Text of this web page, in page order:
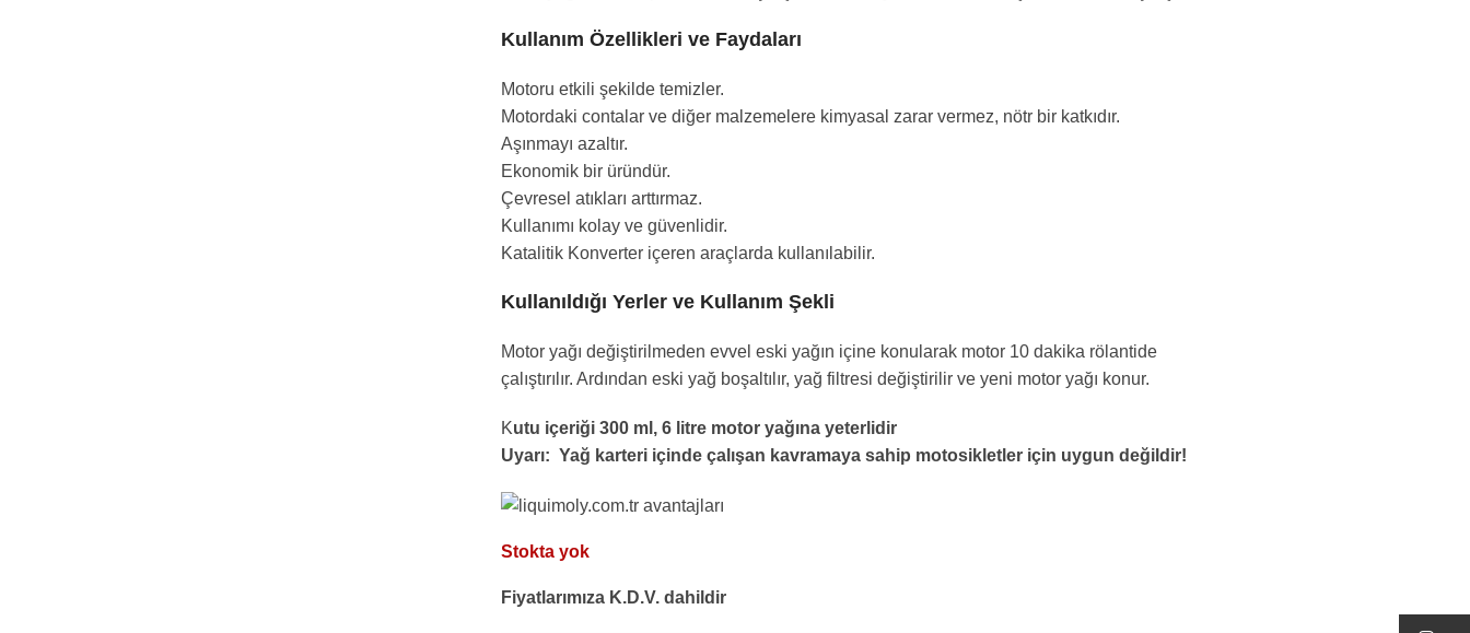
Kullanım Özellikleri ve Faydaları
Motoru etkili şekilde temizler.
Motordaki contalar ve diğer malzemelere kimyasal zarar vermez, nötr bir katkıdır.
Aşınmayı azaltır.
Ekonomik bir üründür.
Çevresel atıkları arttırmaz.
Kullanımı kolay ve güvenlidir.
Katalitik Konverter içeren araçlarda kullanılabilir.
Kullanıldığı Yerler ve Kullanım Şekli
Motor yağı değiştirilmeden evvel eski yağın içine konularak motor 10 dakika rölantide
çalıştırılır. Ardından eski yağ boşaltılır, yağ filtresi değiştirilir ve yeni motor yağı konur.
Kutu içeriği 300 ml, 6 litre motor yağına yeterlidir
Uyarı: Yağ karteri içinde çalışan kavramaya sahip motosikletler için uygun değildir!
Stokta yok
Fiyatlarımıza K.D.V. dahildir